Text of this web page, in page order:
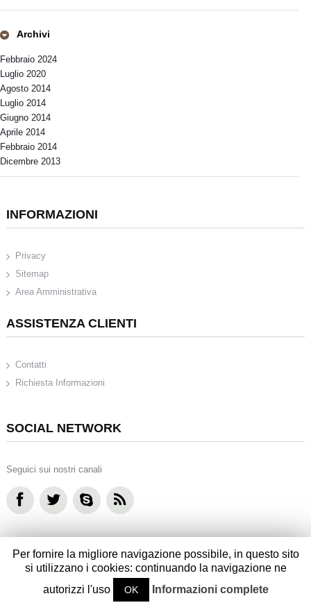
Archivi
Febbraio 2024
Luglio 2020
Agosto 2014
Luglio 2014
Giugno 2014
Aprile 2014
Febbraio 2014
Dicembre 2013
INFORMAZIONI
Privacy
Sitemap
Area Amministrativa
ASSISTENZA CLIENTI
Contatti
Richiesta Informazioni
SOCIAL NETWORK
Seguici sui nostri canali
2022 - Caffarri Tecnica srl - Partita IVA 01943640357
Powered by
CABER Informatica
Per fornire la migliore navigazione possibile, in questo sito
si utilizzano i cookies: continuando la navigazione ne
autorizzi l'uso
OK Informazioni complete